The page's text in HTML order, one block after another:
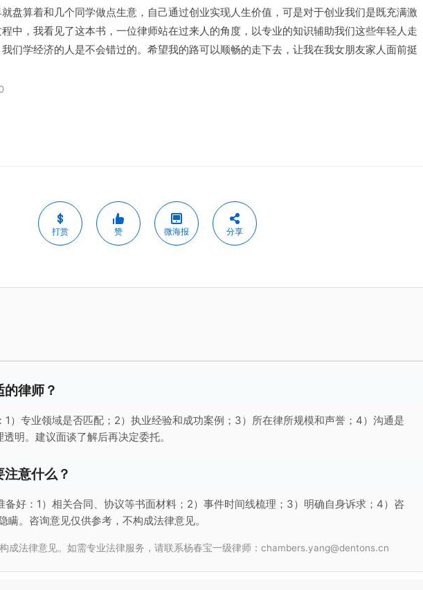
盘算着和几个同学做点生意，自己通过创业实现人生价值，可是对于创业我们是既充满激
中，我看见了这本书，一位律师站在过来人的角度，以专业的知识辅助我们这些年轻人走
我们学经济的人是不会错过的。希望我的路可以顺畅的走下去，让我在我女朋友家人面前挺
打赏 赞 微海报 分享
律师？
1）专业领域是否匹配；2）执业经验和成功案例；3）所在律所规模和声誉；4）沟通是
明。建议面谈了解后再决定委托。
意什么？
备好：1）相关合同、协议等书面材料；2）事件时间线梳理；3）明确自身诉求；4）咨
瞒。咨询意见仅供参考，不构成法律意见。
成法律意见。如需专业法律服务，请联系杨春宝一级律师：chambers.yang@dentons.cn